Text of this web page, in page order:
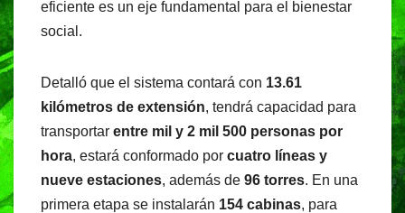
eficiente es un eje fundamental para el bienestar
social.
Detalló que el sistema contará con 13.61
kilómetros de extensión, tendrá capacidad para
transportar entre mil y 2 mil 500 personas por
hora, estará conformado por cuatro líneas y
nueve estaciones, además de 96 torres. En una
primera etapa se instalarán 154 cabinas, para